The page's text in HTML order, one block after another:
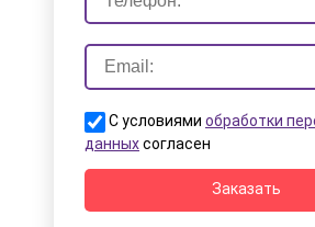
С условиями обработки
данныхсогласен
Заказать